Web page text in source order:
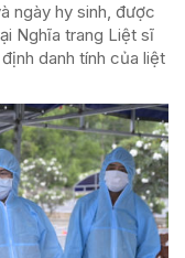
ngày hy sinh, được
Nghĩa trang Liệt sĩ
danh tính của liệt